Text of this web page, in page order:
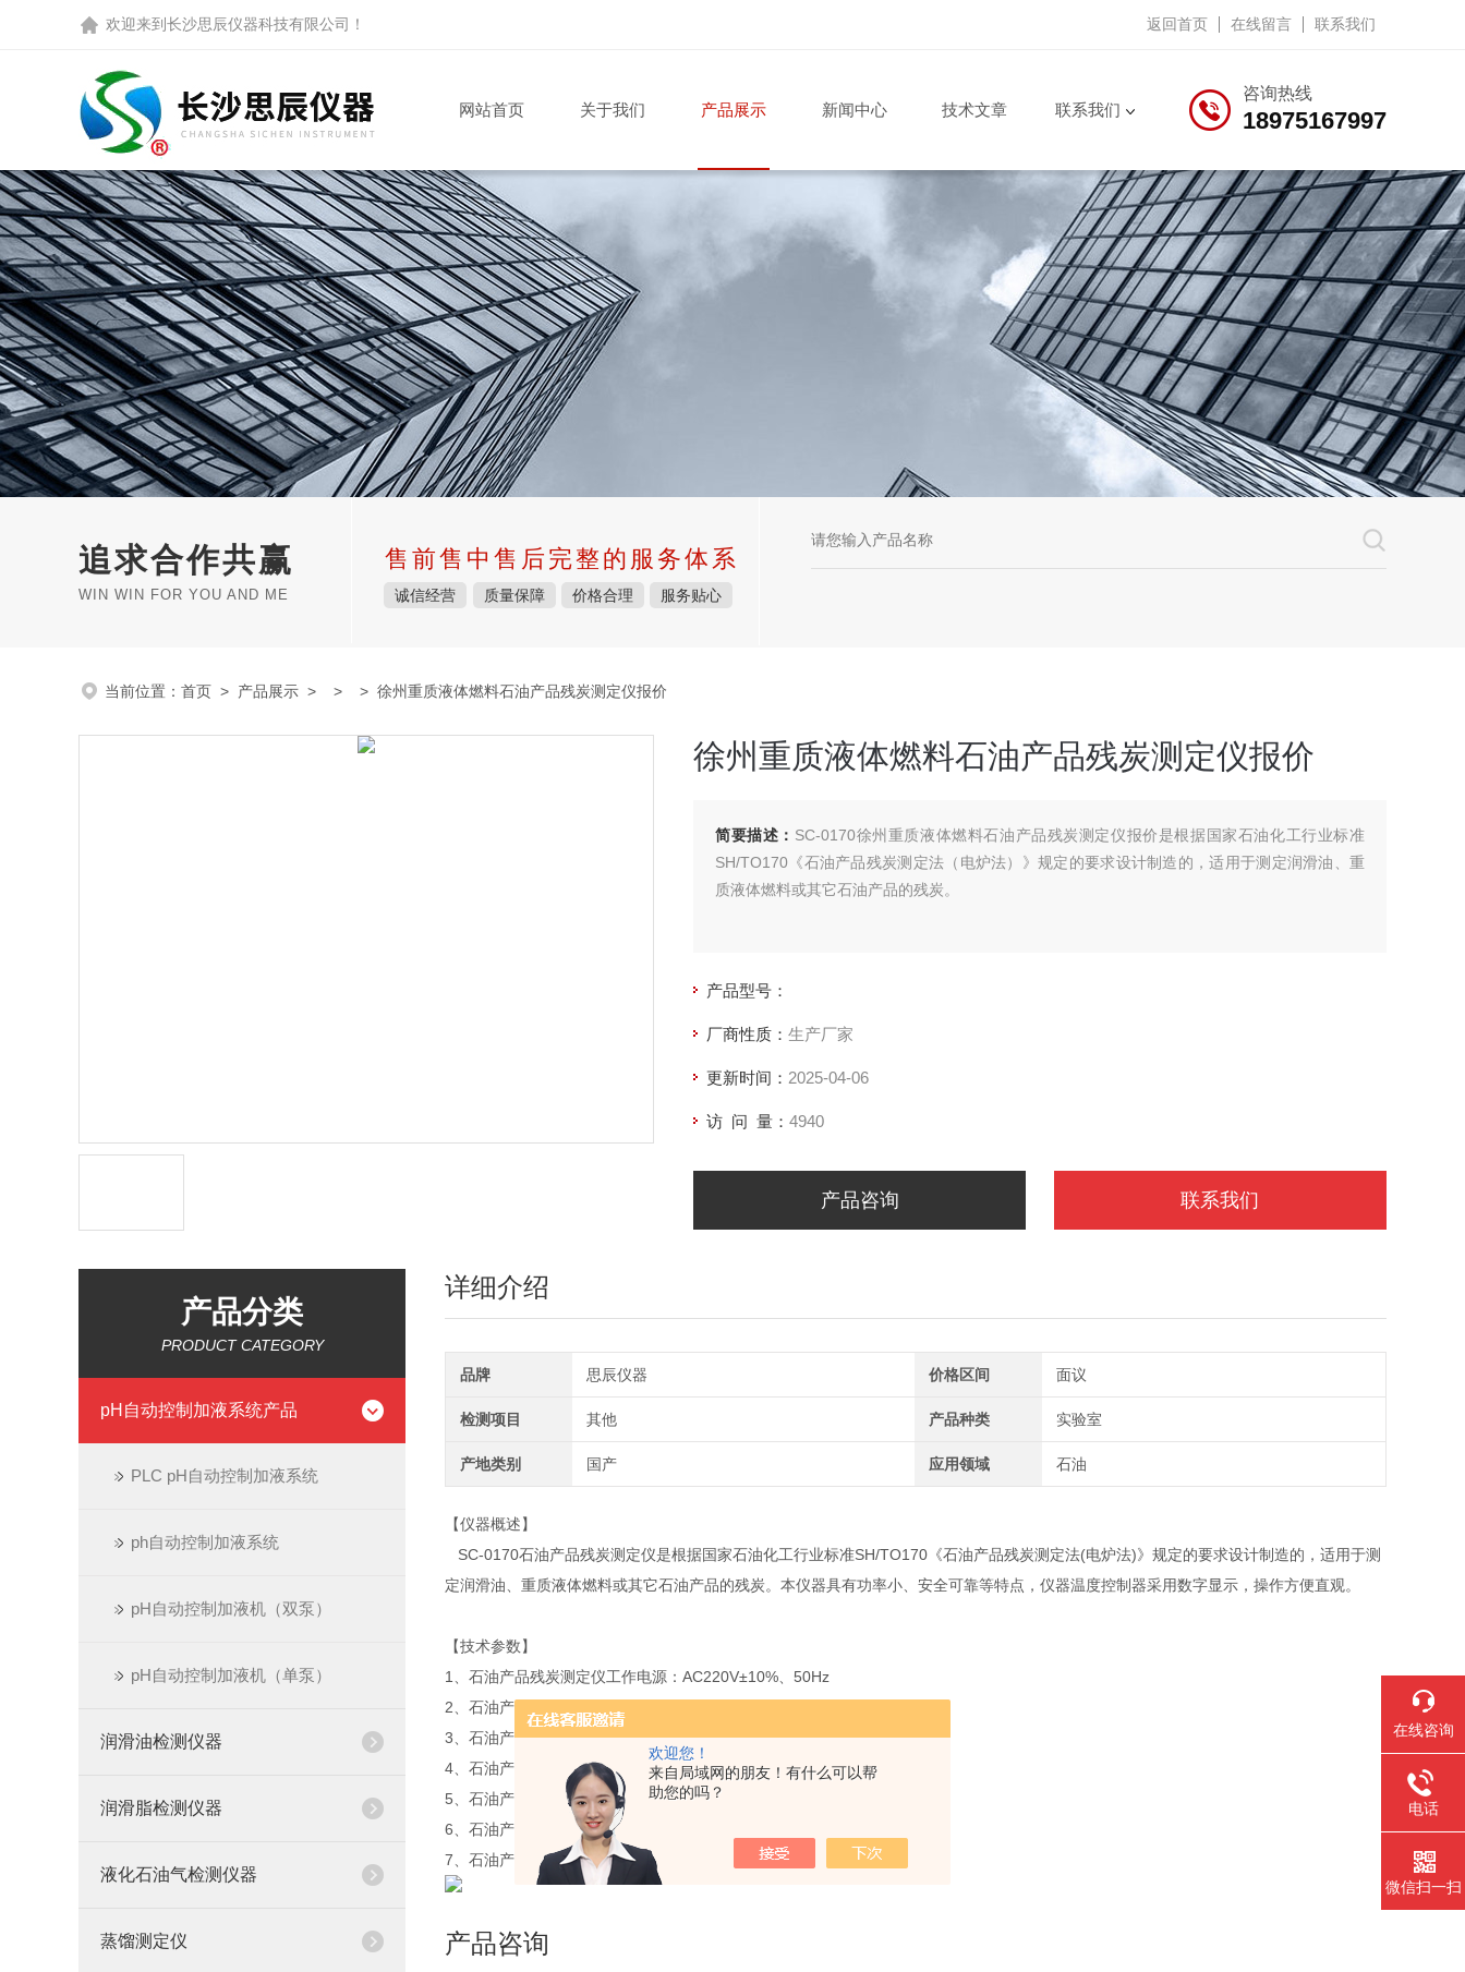
欢迎您！
来自局域网的朋友！有什么可以帮
助您的吗？
欢迎来到 长沙思辰仪器科技有限公司 ！ 返回首页 在线留言 联系我们
咨询热线
18975167997
网站首页 关于我们 产品展示 新闻中心 技术文章 联系我们
追求合作共赢
WIN WIN FOR YOU AND ME
售前售中售后完整的服务体系
诚信经营 质量保障 价格合理 服务贴心
当前位置： 首页 > 产品展示 > > > 徐州重质液体燃料石油产品残炭测定仪报价
徐州重质液体燃料石油产品残炭测定仪报价
简要描述： SC-0170徐州重质液体燃料石油产品残炭测定仪报价是根据国家石油化工行业标准
SH/TO170《石油产品残炭测定法（电炉法）》规定的要求设计制造的，适用于测定润滑油、重
质液体燃料或其它石油产品的残炭。
产品型号：
厂商性质： 生产厂家
更新时间： 2025-04-06
访 问 量： 4940
产品咨询 联系我们
产品分类
PRODUCT CATEGORY
pH自动控制加液系统产品
PLC pH自动控制加液系统
ph自动控制加液系统
pH自动控制加液机（双泵）
pH自动控制加液机（单泵）
润滑油检测仪器
润滑脂检测仪器
液化石油气检测仪器
蒸馏测定仪
详细介绍
品牌 思辰仪器 价格区间 面议
检测项目 其他 产品种类 实验室
产地类别 国产 应用领域 石油
【仪器概述】
SC-0170石油产品残炭测定仪是根据国家石油化工行业标准SH/TO170《石油产品残炭测定法(电炉法)》规定的要求设计制造的，适用于测
定润滑油、重质液体燃料或其它石油产品的残炭。本仪器具有功率小、安全可靠等特点，仪器温度控制器采用数字显示，操作方便直观。
【技术参数】
1、石油产品残炭测定仪工作电源：AC220V±10%、50Hz
2、石油产品残炭测定仪控 温 点：520℃±5℃
3、石油产品残炭测定仪控温方式：数字显示温控仪
4、石油产品残炭测定仪浴槽孔数：四孔
5、石油产品残炭测定仪传 感 器：K型热
6、石油产品残炭测定仪环境温度：10℃～35℃
7、石油产品残炭测定仪相对湿度：<85%
产品咨询
在线咨询
电话
微信扫一扫